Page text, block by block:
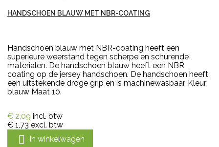
HANDSCHOEN BLAUW MET NBR-COATING
Handschoen blauw met NBR-coating heeft een
superieure weerstand tegen scherpe en schurende
materialen. De handschoen blauw heeft een NBR
coating op de jersey handschoen. De handschoen heeft
een uitstekende droge grip en is machinewasbaar. Kleur:
blauw Maat 10.
€ 2,09 incl. btw
€ 1,73 excl. btw
 In winkelwagen